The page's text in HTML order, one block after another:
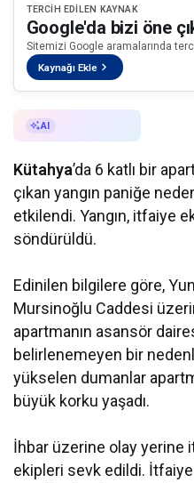
TERCIH EDILEN KAYNAK
Google'da bizi öne
Sitemizi Google aramalarında
Kaynağı Ekle
AI
Kütahya’da 6 katlı bir
çıkan yangın paniğe
etkilendi. Yangın, itfaiye
söndürüldü.
Edinilen bilgilere göre,
Mursinoğlu Caddesi
apartmanın asansör
belirlenemeyen bir
yükselen dumanlar
büyük korku yaşadı.
İhbar üzerine olay yerine
ekipleri sevk edildi. İtfaiye